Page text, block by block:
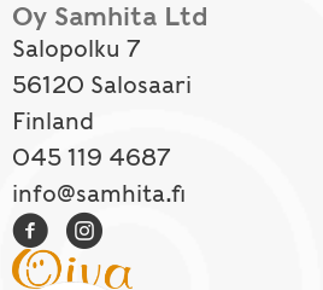
Oy Samhita Ltd
Salopolku 7
56120 Salosaari
Finland
045 119 4687
info@samhita.fi